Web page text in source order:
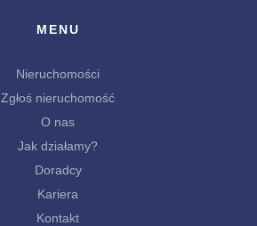
MENU
Nieruchomości
Zgłoś nieruchomość
O nas
Jak działamy?
Doradcy
Kariera
Kontakt